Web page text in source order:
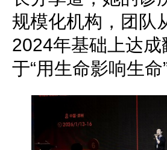
规模化机构，团队
2024年基础上达
于“用生命影响生命”